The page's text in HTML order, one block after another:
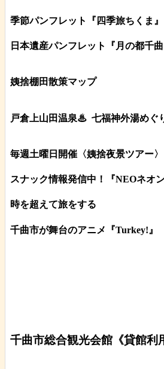
季節パンフレット『四季旅ちくま』
日本遺産パンフレット 『月の都千曲
姨捨棚田散策マップ
戸倉上山田温泉♨ 七福神外湯めぐ
毎週土曜日開催〈姨捨夜景ツアー〉
スナック情報発信中！『NEOネオン
時を超えて旅をする
千曲市が舞台のアニメ『Turkey!』
千曲市総合観光会館《貸館利